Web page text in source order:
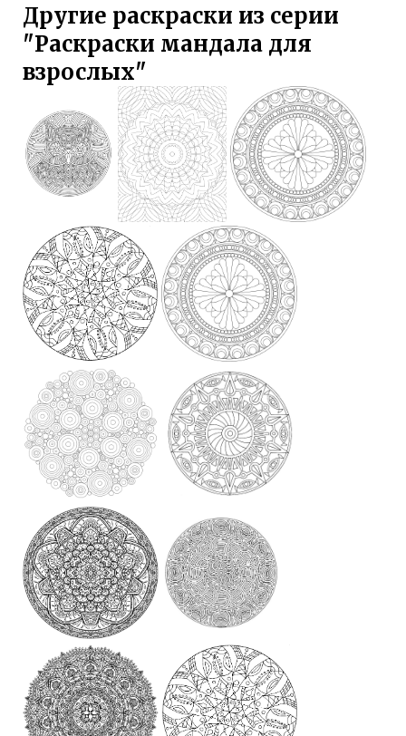
Другие раскраски из серии
"Раскраски мандала для
взрослых"